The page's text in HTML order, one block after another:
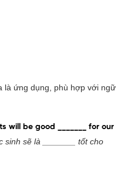
là ứng dụng, phù hợp với ngữ
will be good _______ for our
sinh sẽ là _______ tốt cho